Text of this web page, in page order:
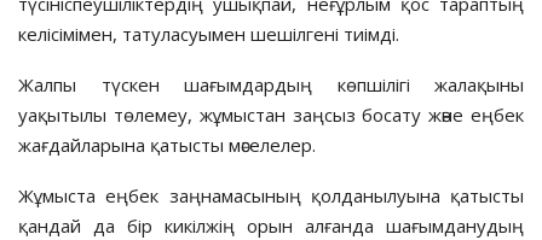
келісімімен, татуласуымен шешілгені тиімді.
Жалпы түскен шағымдардың көпшілігі жалақыны
уақытылы төлемеу, жұмыстан заңсыз босату және еңбек
жағдайларына қатысты мәселелер.
Жұмыста еңбек заңнамасының қолданылуына қатысты
қандай да бір кикілжің орын алғанда шағымданудың